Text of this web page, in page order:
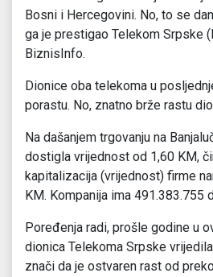
Bosni i Hercegovini. No, to se
ga je prestigao Telekom Srpske
BiznisInfo.
Dionice oba telekoma u
porastu. No, znatno brže rastu
Na dašanjem trgovanju na
dostigla vrijednost od 1,60 KM,
kapitalizacija (vrijednost) firme
KM. Kompanija ima 491.383.755
Poređenja radi, prošle godine u
dionica Telekoma Srpske
znači da je ostvaren rast od